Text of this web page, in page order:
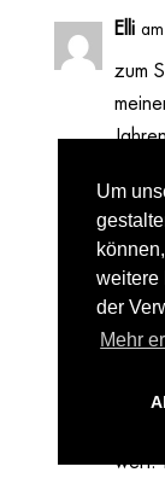
Elli
zum
der
in
Jetzt
45
wert.
Um
weitere
der
Mehr